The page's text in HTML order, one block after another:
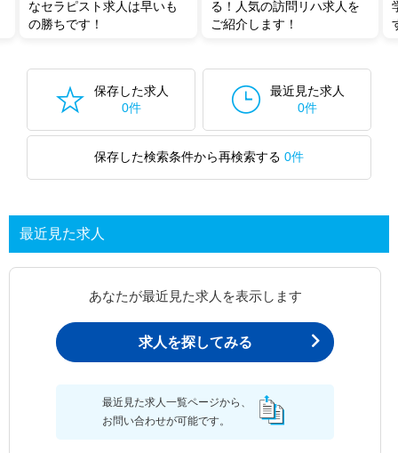
なセラピスト求人は早いも
の勝ちです！
る！人気の訪問リハ求人を
ご紹介します！
保存した求人
0件
最近見た求人
0件
保存した検索条件から再検索する 0件
最近見た求人
あなたが最近見た求人を表示します
求人を探してみる
最近見た求人一覧ページから、
お問い合わせが可能です。